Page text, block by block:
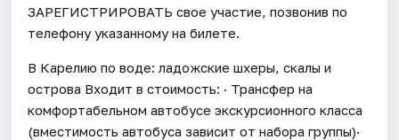
ЗАРЕГИСТРИРОВАТЬ свое участие, позвонив по
телефону указанному на билете.
В Карелию по воде: ладожские шхеры, скалы и
острова Входит в стоимость: · Трансфер на
комфортабельном автобусе экскурсионного класса
(вместимость автобуса зависит от набора группы)·